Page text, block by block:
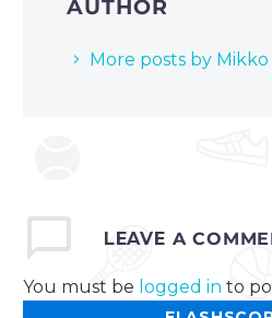
AUTHOR
More posts by
LEAVE A
You must be logged in to